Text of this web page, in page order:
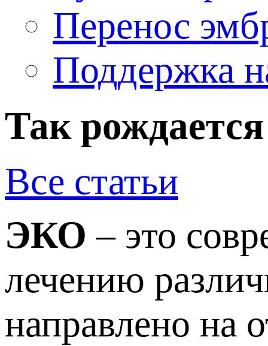
Перенос
Поддержка
Так
Все статьи
ЭКО – это
лечению
направлено на